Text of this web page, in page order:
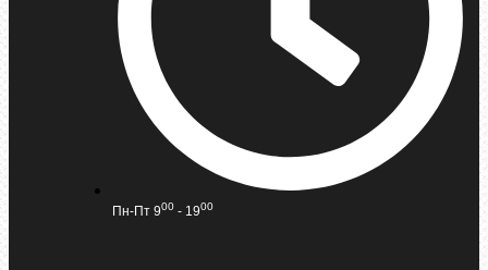
Пн-Пт 900 - 1900